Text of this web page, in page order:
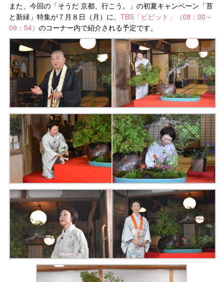
また、今回の「そうだ 京都、行こう。」の初夏キャンペーン「苔
と新緑」特集が７月８日（月）に、 TBS「ビビット」（08：00～
09：54） のコーナー内で紹介される予定です。